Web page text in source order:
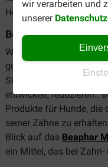
wir verarbeiten und
unserer
Herzwurmerkrankungen
Beaphar Zahnpflege
Wenn Ihr Hund zu
gute Idee, seine Zähne
Sie die
entwickelt, reduzieren..
Produkte für Hunde, die
seiner Zähne zu
Blick auf das Beaphar
ein Mittel, das bei